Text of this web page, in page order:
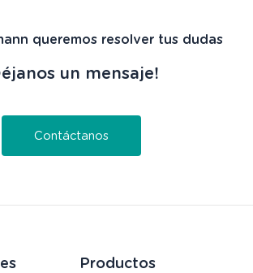
queremos resolver tus dudas
un mensaje!
Contáctanos
Productos